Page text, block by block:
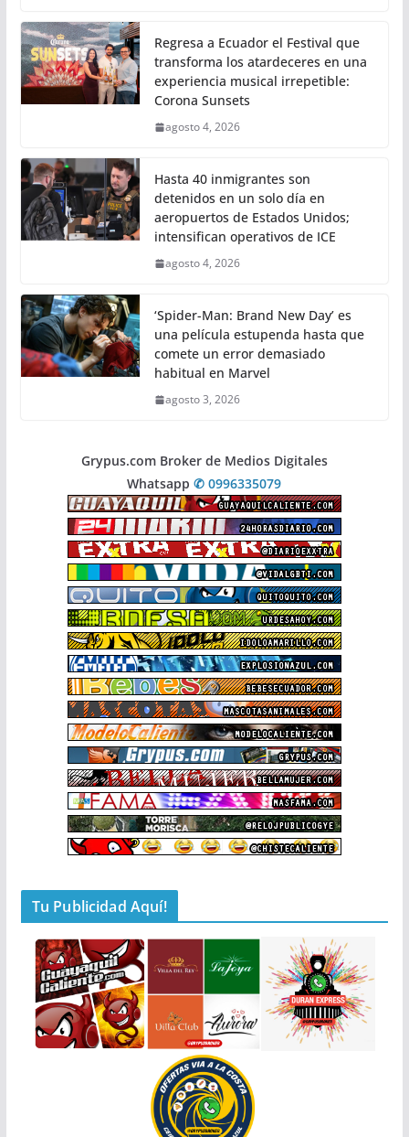
Regresa a Ecuador el Festival que
transforma los atardeceres en una
experiencia musical irrepetible:
Corona Sunsets
agosto 4, 2026
Hasta 40 inmigrantes son
detenidos en un solo día en
aeropuertos de Estados Unidos;
intensifican operativos de ICE
agosto 4, 2026
‘Spider-Man: Brand New Day’ es
una película estupenda hasta que
comete un error demasiado
habitual en Marvel
agosto 3, 2026
Grypus.com Broker de Medios Digitales
Whatsapp✆ 0996335079
Tu Publicidad Aquí!